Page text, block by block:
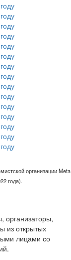
организации Meta
года).
из открытых
лицами со